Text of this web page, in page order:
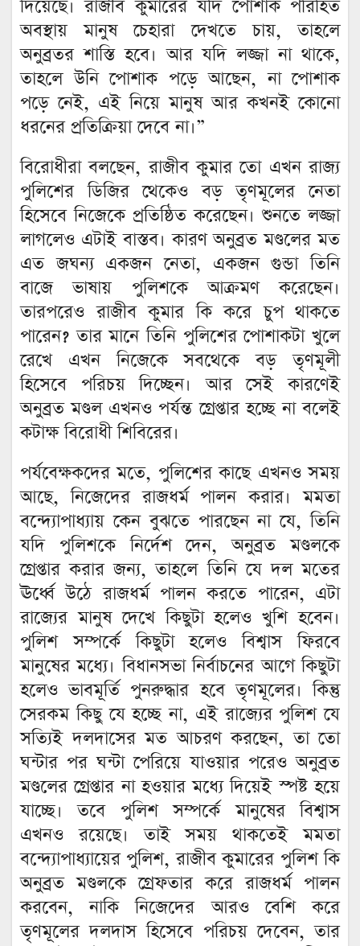
দিয়েছে। রাজীব কুমারের যদি পোশাক পরিহিত
অবস্থায় মানুষ চেহারা দেখতে চায়, তাহলে
অনুব্রতর শাস্তি হবে। আর যদি লজ্জা না থাকে,
তাহলে উনি পোশাক পড়ে আছেন, না পোশাক
পড়ে নেই, এই নিয়ে মানুষ আর কখনই কোনো
ধরনের প্রতিক্রিয়া দেবে না।”
বিরোধীরা বলছেন, রাজীব কুমার তো এখন রাজ্য
পুলিশের ডিজির থেকেও বড় তৃণমূলের নেতা
হিসেবে নিজেকে প্রতিষ্ঠিত করেছেন। শুনতে লজ্জা
লাগলেও এটাই বাস্তব। কারণ অনুব্রত মণ্ডলের মত
এত জঘন্য একজন নেতা, একজন গুন্ডা তিনি
বাজে ভাষায় পুলিশকে আক্রমণ করেছেন।
তারপরেও রাজীব কুমার কি করে চুপ থাকতে
পারেন? তার মানে তিনি পুলিশের পোশাকটা খুলে
রেখে এখন নিজেকে সবথেকে বড় তৃণমূলী
হিসেবে পরিচয় দিচ্ছেন। আর সেই কারণেই
অনুব্রত মণ্ডল এখনও পর্যন্ত গ্রেপ্তার হচ্ছে না বলেই
কটাক্ষ বিরোধী শিবিরের।
পর্যবেক্ষকদের মতে, পুলিশের কাছে এখনও সময়
আছে, নিজেদের রাজধর্ম পালন করার। মমতা
বন্দ্যোপাধ্যায় কেন বুঝতে পারছেন না যে, তিনি
যদি পুলিশকে নির্দেশ দেন, অনুব্রত মণ্ডলকে
গ্রেপ্তার করার জন্য, তাহলে তিনি যে দল মতের
ঊর্ধ্বে উঠে রাজধর্ম পালন করতে পারেন, এটা
রাজ্যের মানুষ দেখে কিছুটা হলেও খুশি হবেন।
পুলিশ সম্পর্কে কিছুটা হলেও বিশ্বাস ফিরবে
মানুষের মধ্যে। বিধানসভা নির্বাচনের আগে কিছুটা
হলেও ভাবমূর্তি পুনরুদ্ধার হবে তৃণমূলের। কিন্তু
সেরকম কিছু যে হচ্ছে না, এই রাজ্যের পুলিশ যে
সত্যিই দলদাসের মত আচরণ করছেন, তা তো
ঘন্টার পর ঘন্টা পেরিয়ে যাওয়ার পরেও অনুব্রত
মণ্ডলের গ্রেপ্তার না হওয়ার মধ্যে দিয়েই স্পষ্ট হয়ে
যাচ্ছে। তবে পুলিশ সম্পর্কে মানুষের বিশ্বাস
এখনও রয়েছে। তাই সময় থাকতেই মমতা
বন্দ্যোপাধ্যায়ের পুলিশ, রাজীব কুমারের পুলিশ কি
অনুব্রত মণ্ডলকে গ্রেফতার করে রাজধর্ম পালন
করবেন, নাকি নিজেদের আরও বেশি করে
তৃণমূলের দলদাস হিসেবে পরিচয় দেবেন, তার